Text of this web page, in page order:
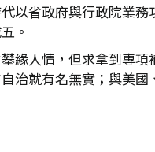
以省政府與行政院業務
。
緣人情，但求拿到專項
治就有名無實；與美國